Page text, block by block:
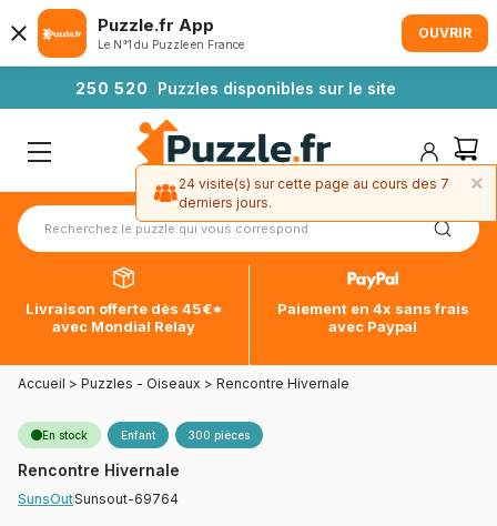
250 520 Puzzles disponibles sur le site
Livraison offerte dès 45€*
avec Mondial Relay
Paiement en 4x sans frais
avec Paypal
Accueil > Puzzles - Oiseaux > Rencontre Hivernale
En stock Enfant 300 pièces
Rencontre Hivernale
SunsOutSunsout-69764
Puzzle.fr App
Le N°1 du Puzzle en France
OUVRIR
×
24 visite(s) sur cette page au cours des 7
derniers jours.